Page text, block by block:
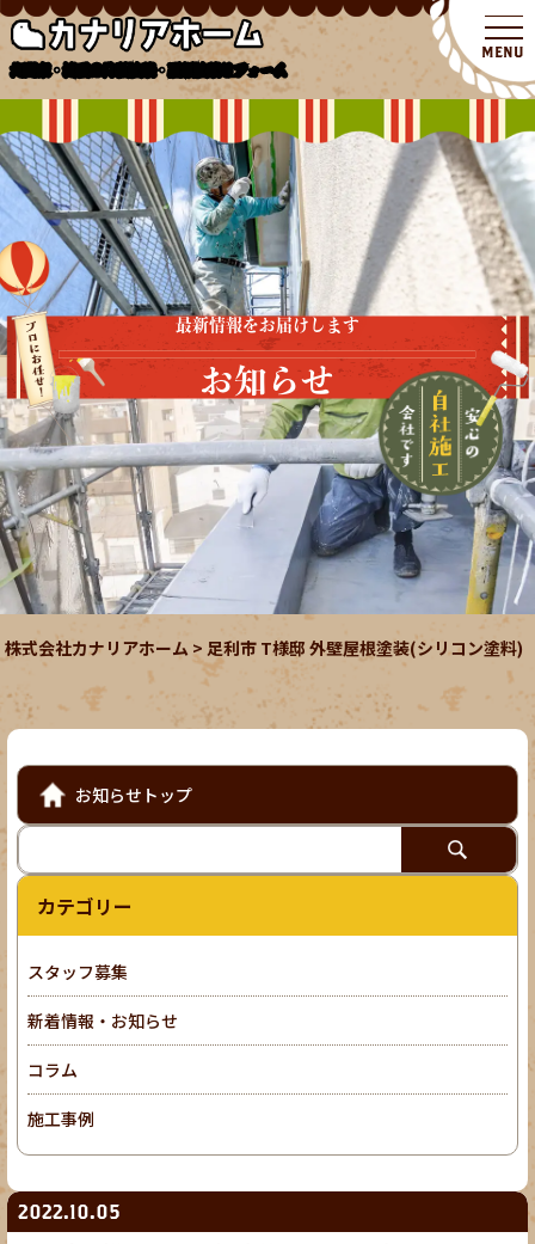
北関東・埼玉の外壁塗装・屋根塗装リフォーム
最新情報をお届けします
お知らせ
株式会社カナリアホーム >足利市 T様邸 外壁屋根塗装(シリコン塗料)
2022.10.05
お知らせトップ
カテゴリー
スタッフ募集
新着情報・お知らせ
コラム
施工事例